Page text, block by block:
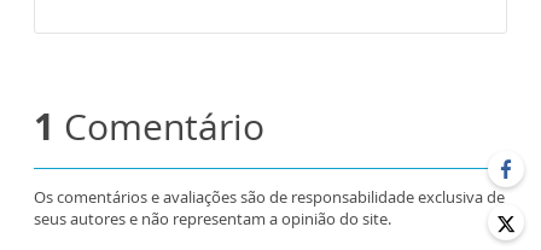
1 Comentário
Os comentários e avaliações são de responsabilidade exclusiva de
seus autores e não representam a opinião do site.